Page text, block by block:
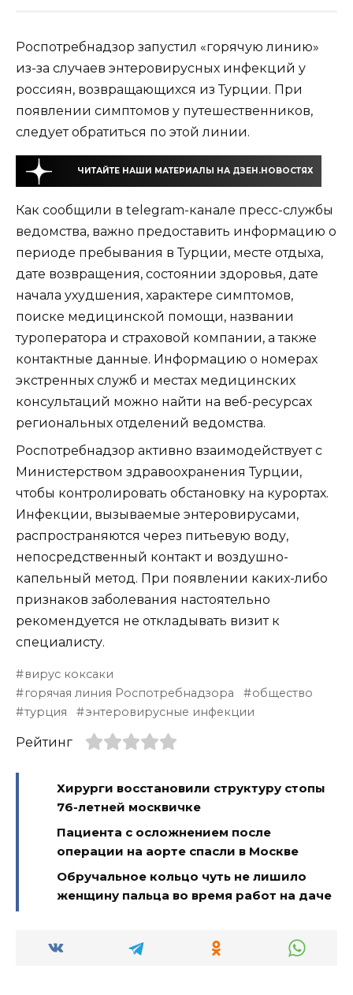
Роспотребнадзор запустил «горячую линию»
из-за случаев энтеровирусных инфекций у
россиян, возвращающихся из Турции. При
появлении симптомов у путешественников,
следует обратиться по этой линии.
ЧИТАЙТЕ НАШИ МАТЕРИАЛЫ НА ДЗЕН.НОВОСТЯХ
Как сообщили в telegram-канале пресс-службы
ведомства, важно предоставить информацию о
периоде пребывания в Турции, месте отдыха,
дате возвращения, состоянии здоровья, дате
начала ухудшения, характере симптомов,
поиске медицинской помощи, названии
туроператора и страховой компании, а также
контактные данные. Информацию о номерах
экстренных служб и местах медицинских
консультаций можно найти на веб-ресурсах
региональных отделений ведомства.
Роспотребнадзор активно взаимодействует с
Министерством здравоохранения Турции,
чтобы контролировать обстановку на курортах.
Инфекции, вызываемые энтеровирусами,
распространяются через питьевую воду,
непосредственный контакт и воздушно-
капельный метод. При появлении каких-либо
признаков заболевания настоятельно
рекомендуется не откладывать визит к
специалисту.
вирус коксаки
горячая линия Роспотребнадзора
общество
турция
энтеровирусные инфекции
Рейтинг
Хирурги восстановили структуру стопы
76-летней москвичке
Пациента с осложнением после
операции на аорте спасли в Москве
Обручальное кольцо чуть не лишило
женщину пальца во время работ на даче